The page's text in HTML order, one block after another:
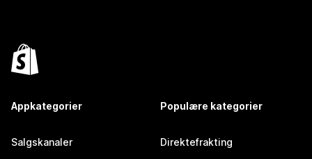
Appkategorier
Salgskanaler
Populære kategorier
Direktefrakting